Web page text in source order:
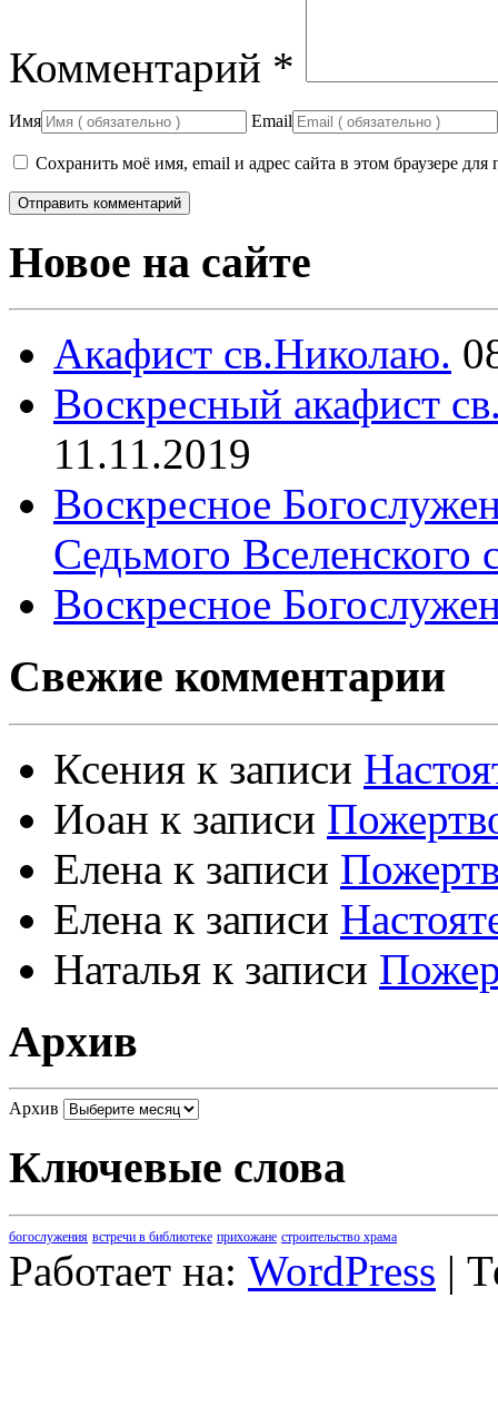
Комментарий *
Имя Email
Сохранить моё имя, email и адрес сайта в этом браузере
Новое на сайте
Акафист св.Николаю.
Воскресный акафист
11.11.2019
Воскресное
Седьмого Вселенского
Воскресное
Свежие комментарии
Ксения к записи
Иоан к записи
Елена к записи
Елена к записи
Наталья к записи
Архив
Архив
Ключевые слова
богослужения встречи в библиотеке прихожане строительство храма
Работает на: WordPress |